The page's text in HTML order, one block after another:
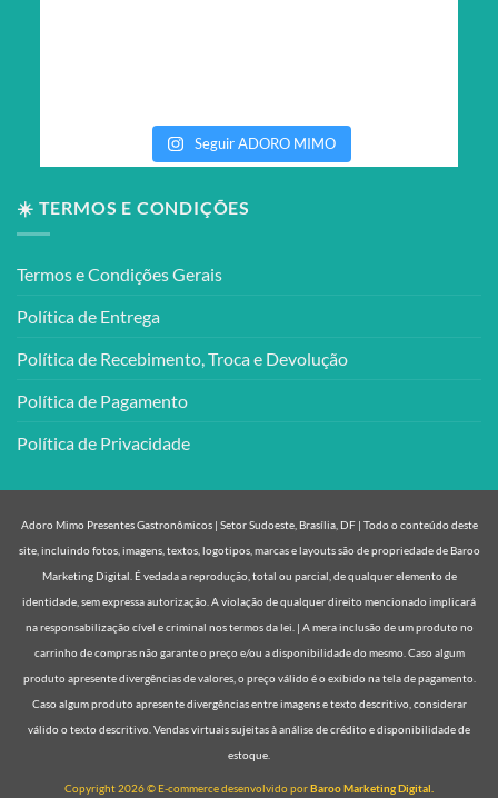
Seguir ADORO MIMO
☀️ TERMOS E CONDIÇÕES
Termos e Condições Gerais
Política de Entrega
Política de Recebimento, Troca e Devolução
Política de Pagamento
Política de Privacidade
Adoro Mimo Presentes Gastronômicos | Setor Sudoeste, Brasília, DF | Todo o conteúdo deste
site, incluindo fotos, imagens, textos, logotipos, marcas e layouts são de propriedade de Baroo
Marketing Digital. É vedada a reprodução, total ou parcial, de qualquer elemento de
identidade, sem expressa autorização. A violação de qualquer direito mencionado implicará
na responsabilização cível e criminal nos termos da lei. | A mera inclusão de um produto no
carrinho de compras não garante o preço e/ou a disponibilidade do mesmo. Caso algum
produto apresente divergências de valores, o preço válido é o exibido na tela de pagamento.
Caso algum produto apresente divergências entre imagens e texto descritivo, considerar
válido o texto descritivo. Vendas virtuais sujeitas à análise de crédito e disponibilidade de
estoque.
Copyright 2026 © E-commerce desenvolvido porBaroo Marketing Digital.